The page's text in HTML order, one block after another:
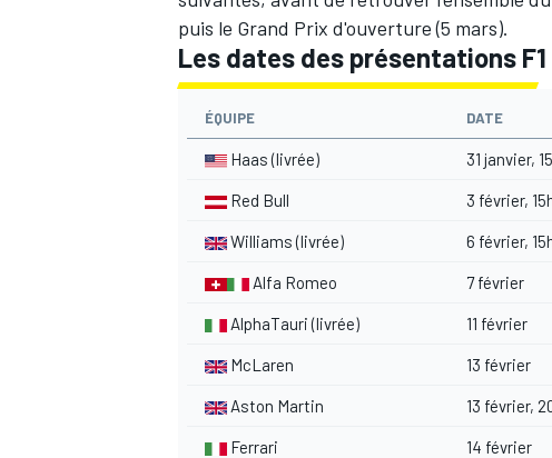
puis le Grand Prix d'ouverture (5 mars).
Les dates des présentations F1
ÉQUIPE DATE
Haas (livrée) 31 janvier,
Red Bull 3 février,
Williams(livrée) 6 février,
Alfa Romeo 7 février
AlphaTauri(livrée) 11 février
McLaren 13 février
Aston Martin 13 février,
Ferrari 14 février